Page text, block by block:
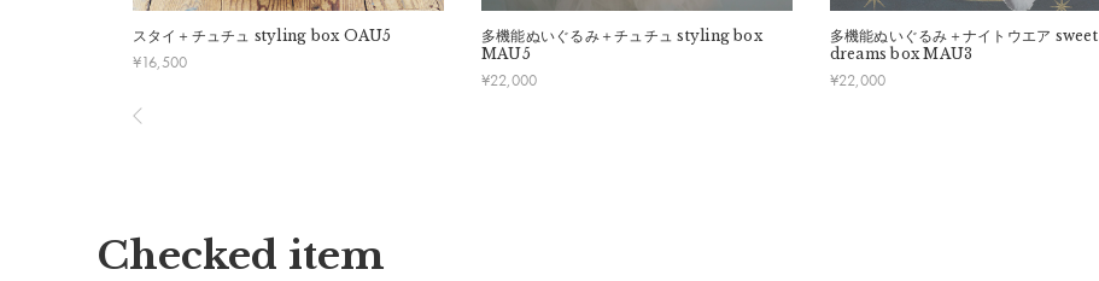
スタイ＋チュチュ styling box OAU5
¥16,500
多機能ぬいぐるみ＋チュチュ styling box
MAU5
¥22,000
多機能ぬいぐるみ＋ナイトウエア sweet
dreams box MAU3
¥22,000
Checked item